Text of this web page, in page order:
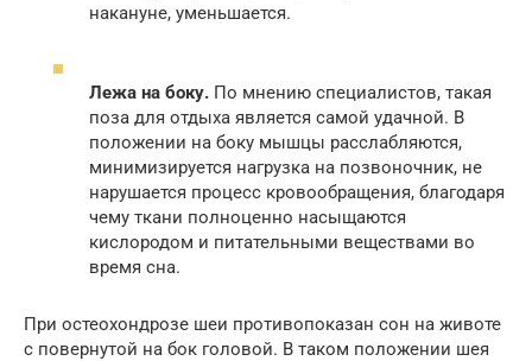
накануне, уменьшается.
Лежа на боку. По мнению специалистов, такая
поза для отдыха является самой удачной. В
положении на боку мышцы расслабляются,
минимизируется нагрузка на позвоночник, не
нарушается процесс кровообращения, благодаря
чему ткани полноценно насыщаются
кислородом и питательными веществами во
время сна.
При остеохондрозе шеи противопоказан сон на животе
с повернутой на бок головой. В таком положении шея